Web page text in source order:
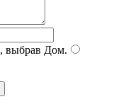
выбрав Дом.